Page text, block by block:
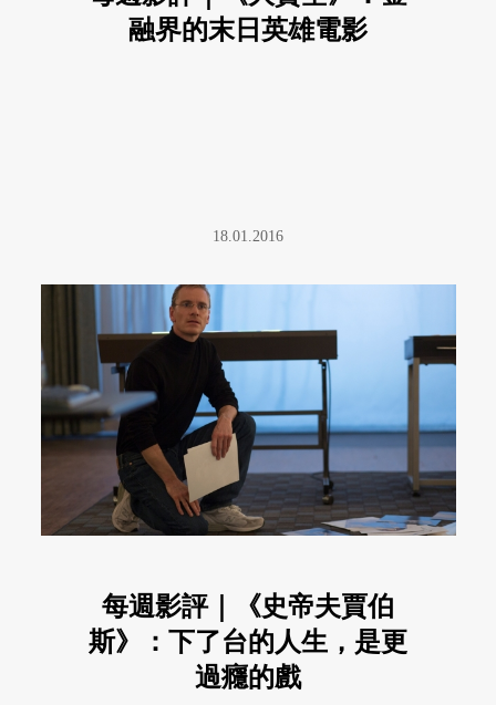
融界的末日英雄電影
18.01.2016
每週影評｜《史帝夫賈伯
斯》：下了台的人生，是更
過癮的戲